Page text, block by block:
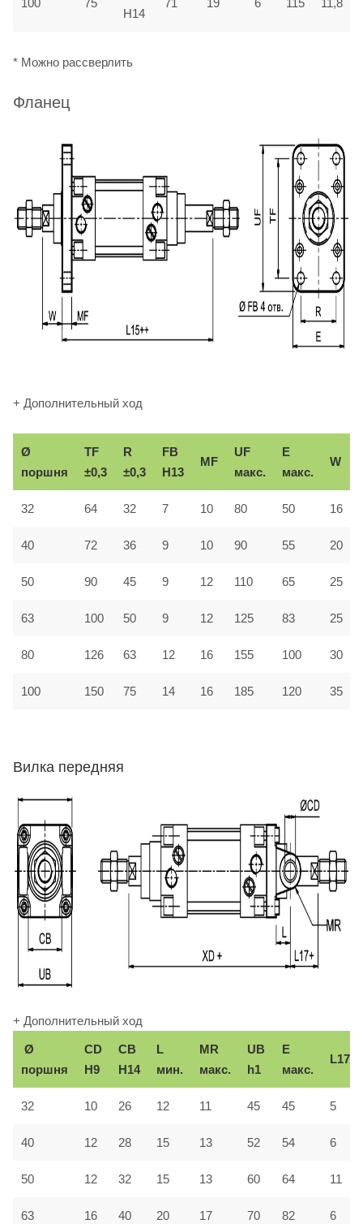
H14
* Можно рассверлить
Фланец
+ Дополнительный ход
Ø
поршня
TF
±0,3
R
±0,3
FB
H13
MF
UF
макс.
E
макс.
W
32 64 32 7 10 80 50 16
40 72 36 9 10 90 55 20
50 90 45 9 12 110 65 25
63 100 50 9 12 125 83 25
80 126 63 12 16 155 100 30
100 150 75 14 16 185 120 35
Вилка передняя
+ Дополнительный ход
Ø
поршня
CD
Н9
CB
Н14
L
мин.
MR
макс.
UB
h1
E
макс.
L17
32 10 26 12 11 45 45 5
40 12 28 15 13 52 54 6
50 12 32 15 13 60 64 11
63 16 40 20 17 70 82 6